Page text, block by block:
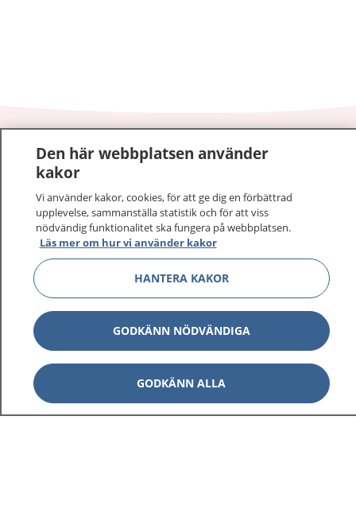
1177–tryggt om din hälsa och vård
sjukdomar och vilka mottagningar du kan kontakta.
Logga in för att läsa din journal och göra dina
vårdärenden. Ring telefonnummer 1177 för
sjukvårdsrådgivning dygnet runt.
1177 ger dig råd när du vill må bättre.
1177 på flera språk Visa
Den här webbplatsen använder
kakor
Vi använder kakor, cookies, för att ge dig en förbättrad
upplevelse, sammanställa statistik och för att viss
nödvändig funktionalitet ska fungera på webbplatsen.
Läs mer om hur vi använder kakor
HANTERA KAKOR
GODKÄNN NÖDVÄNDIGA
GODKÄNN ALLA